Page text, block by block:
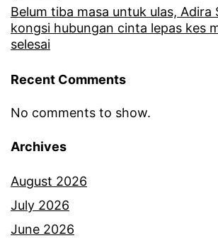
Belum tiba masa untuk ulas, Adira
kongsi hubungan cinta lepas kes
selesai
Recent Comments
No comments to show.
Archives
August 2026
July 2026
June 2026